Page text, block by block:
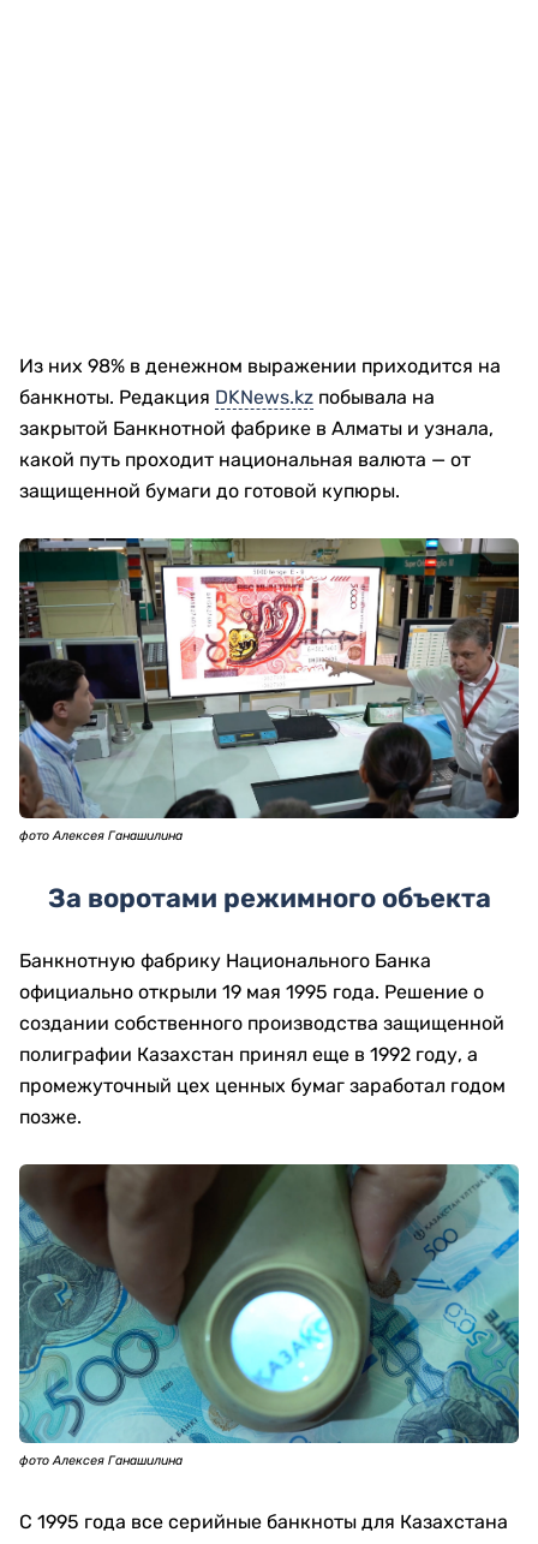
Из них 98% в денежном выражении приходится на
банкноты. Редакция DKNews.kz побывала на
закрытой Банкнотной фабрике в Алматы и узнала,
какой путь проходит национальная валюта — от
защищенной бумаги до готовой купюры.
фото Алексея Ганашилина
За воротами режимного объекта
Банкнотную фабрику Национального Банка
официально открыли 19 мая 1995 года. Решение о
создании собственного производства защищенной
полиграфии Казахстан принял еще в 1992 году, а
промежуточный цех ценных бумаг заработал годом
позже.
фото Алексея Ганашилина
С 1995 года все серийные банкноты для Казахстана